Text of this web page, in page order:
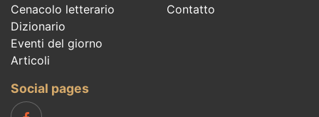
Cenacolo letterario
Dizionario
Eventi del giorno
Articoli
Contatto
Social pages